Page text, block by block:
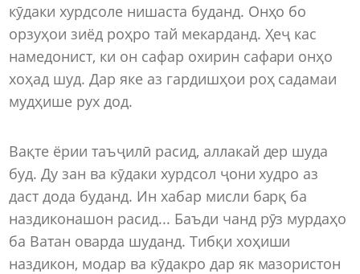
кӯдаки хурдсоле нишаста буданд. Онҳо бо
орзуҳои зиёд роҳро тай мекарданд. Ҳеҷ кас
намедонист, ки он сафар охирин сафари онҳо
хоҳад шуд. Дар яке аз гардишҳои роҳ садамаи
мудҳише рух дод.
Вақте ёрии таъҷилӣ расид, аллакай дер шуда
буд. Ду зан ва кӯдаки хурдсол ҷони худро аз
даст дода буданд. Ин хабар мисли барқ ба
наздиконашон расид... Баъди чанд рӯз мурдаҳо
ба Ватан оварда шуданд. Тибқи хоҳиши
наздикон, модар ва кӯдакро дар як мазористон